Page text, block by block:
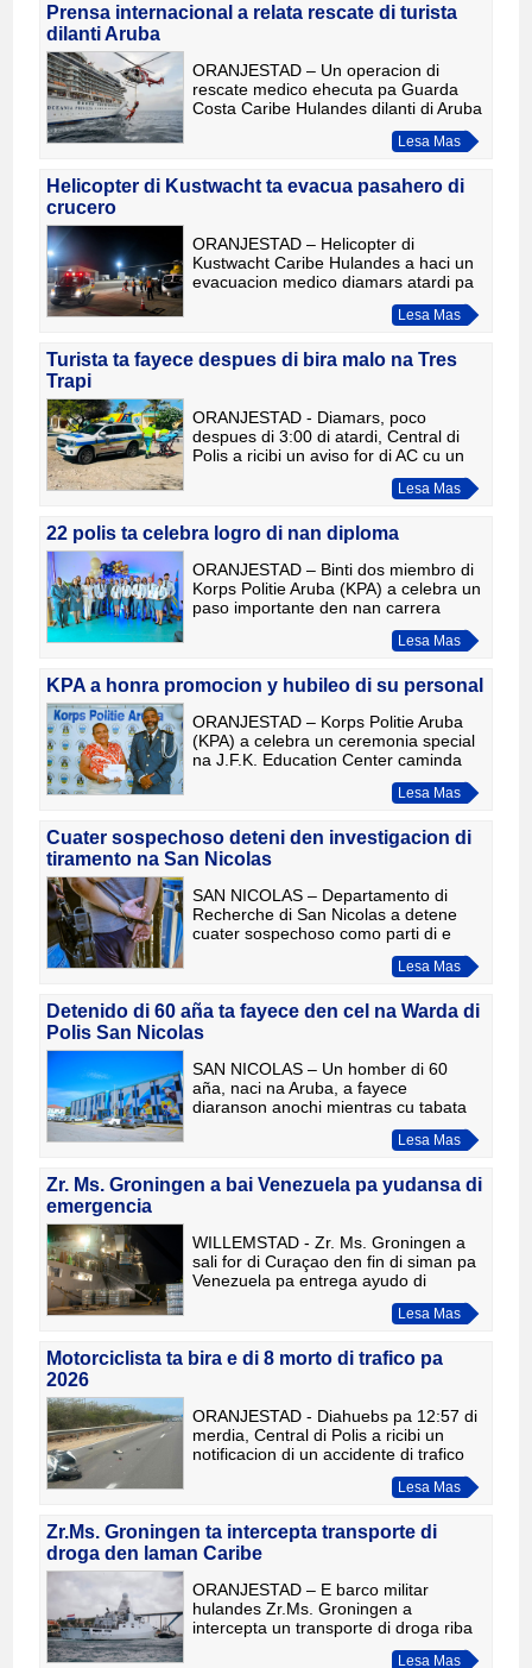
Prensa internacional a relata rescate di turista
dilanti Aruba
ORANJESTAD – Un operacion di
rescate medico ehecuta pa Guarda
Costa Caribe Hulandes dilanti di Aruba
internacional. Diferente medio a
un
Lesa Mas
Helicopter di Kustwacht ta evacua pasahero di
crucero
ORANJESTAD – Helicopter di
Kustwacht Caribe Hulandes a haci un
evacuacion medico diamars atardi pa
un dama di 40 aña cu a haya un
emergencia medico abordo di un
pa
Lesa Mas
Turista ta fayece despues di bira malo na Tres
Trapi
ORANJESTAD - Diamars, poco
despues di 3:00 di atardi, Central di
Polis a ricibi un aviso for di AC cu un
turista homber a bira malo den lama
Lesa Mas
22 polis ta celebra logro di nan diploma
ORANJESTAD – Binti dos miembro di
Korps Politie Aruba (KPA) a celebra un
paso importante den nan carrera
despues cu nan a ricibi nan diploma
durante un ceremonia oficial na J.F.K.
Lesa Mas
KPA a honra promocion y hubileo di su personal
ORANJESTAD – Korps Politie Aruba
(KPA) a celebra un ceremonia special
na J.F.K. Education Center caminda
agentenan policial y personal
administrativo a ricibi decretoLesa Mas
Cuater sospechoso deteni den investigacion di
tiramento na San Nicolas
SAN NICOLAS – Departamento di
Recherche di San Nicolas a detene
cuater sospechoso como parti di e
investigacion riba un caso di tiramento
cu a tuma lugar diaranson 21 di juni
Lesa Mas
Detenido di 60 aña ta fayece den cel na Warda di
Polis San Nicolas
SAN NICOLAS – Un homber di 60
aña, naci na Aruba, a fayece
diaranson anochi mientras cu tabata
den detencion na Warda di Polis San
Nicolas. Segun informacion oficial di
Lesa Mas
Zr. Ms. Groningen a bai Venezuela pa yudansa di
emergencia
WILLEMSTAD - Zr. Ms. Groningen a
sali for di Curaçao den fin di siman pa
Venezuela pa entrega ayudo di
emergencia despues di e temblornan
devastador di e pais. E barku naval a
Lesa Mas
Motorciclista ta bira e di 8 morto di trafico pa
2026
ORANJESTAD - Diahuebs pa 12:57 di
merdia, Central di Polis a ricibi un
notificacion di un accidente di trafico
entre un auto Hyundai blanco y un
brommer Suzuki Hayabusa blanco
Lesa Mas
Zr.Ms. Groningen ta intercepta transporte di
droga den laman Caribe
ORANJESTAD – E barco militar
hulandes Zr.Ms. Groningen a
intercepta un transporte di droga riba
11 di juni den laman Caribe, den
Lesa Mas